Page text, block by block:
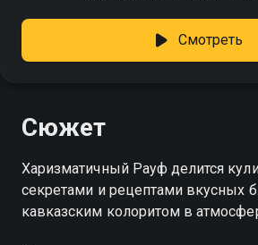
Смотреть
Сюжет
Харизматичный Рауф делится
секретами и рецептами вкусных
кавказским колоритом в